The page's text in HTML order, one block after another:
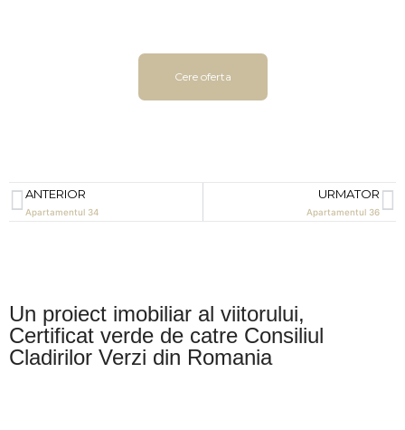
Cere oferta
ANTERIOR
Apartamentul 34
URMATOR
Apartamentul 36
Un proiect imobiliar al viitorului,
Certificat verde de catre Consiliul
Cladirilor Verzi din Romania